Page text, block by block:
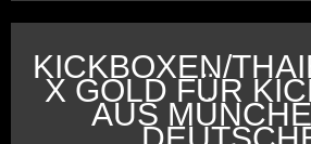
KICKBOXEN/
X GOLD FÜR
AUS